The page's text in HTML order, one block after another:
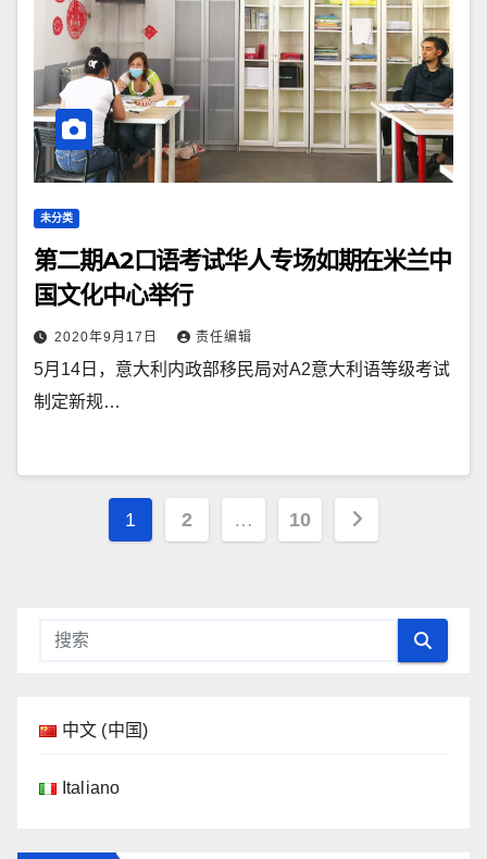
未分类
第二期A2口语考试华人专场如期在米兰中
国文化中心举行
2020年9月17日 责任编辑
5月14日，意大利内政部移民局对A2意大利语等级考试
制定新规…
文
1 2 … 10
中文 (中国)
Italiano